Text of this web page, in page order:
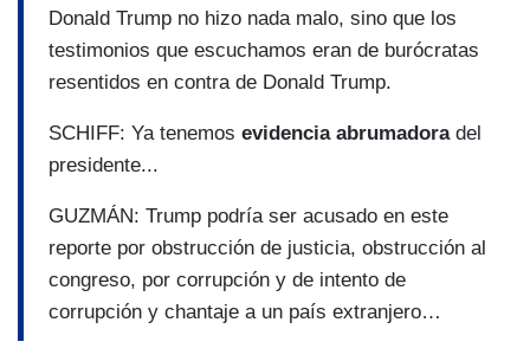
Donald Trump no hizo nada malo, sino que los
testimonios que escuchamos eran de burócratas
resentidos en contra de Donald Trump.
SCHIFF: Ya tenemos evidencia abrumadoradel
presidente...
GUZMÁN: Trump podría ser acusado en este
reporte por obstrucción de justicia, obstrucción al
congreso, por corrupción y de intento de
corrupción y chantaje a un país extranjero…